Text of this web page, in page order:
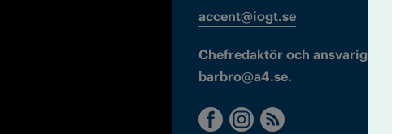
accent@iogt.se
Chefredaktör och ansvarig
barbro@a4.se.